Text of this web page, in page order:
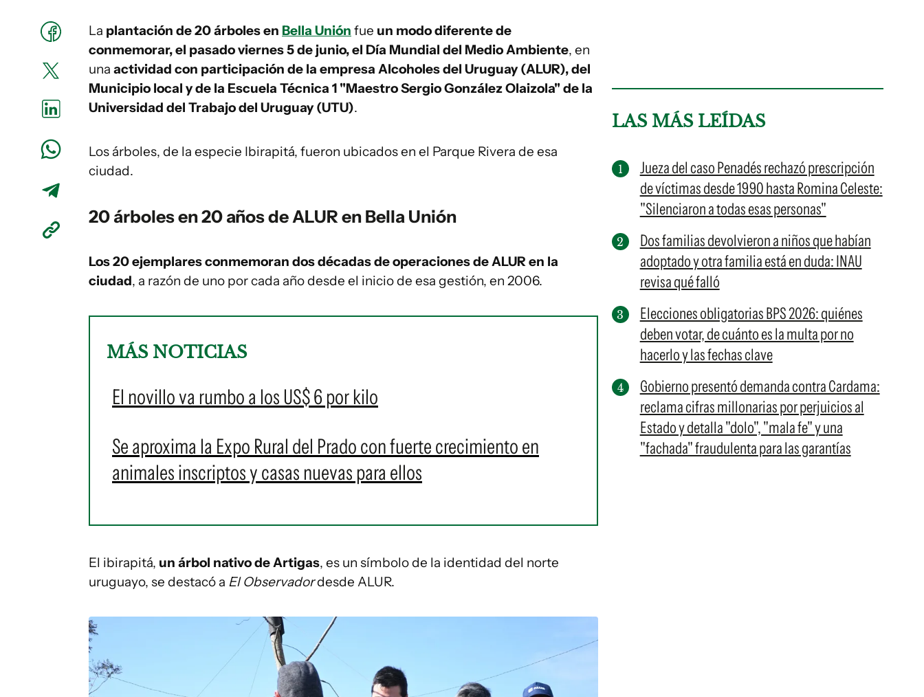
La plantación de 20 árboles en Bella Unión fue un modo diferente de
conmemorar, el pasado viernes 5 de junio, el Día Mundial del Medio Ambiente, en
una actividad con participación de la empresa Alcoholes del Uruguay (ALUR), del
Municipio local y de la Escuela Técnica 1 "Maestro Sergio González Olaizola" de la
Universidad del Trabajo del Uruguay (UTU).
Los árboles, de la especie Ibirapitá, fueron ubicados en el Parque Rivera de esa
ciudad.
20 árboles en 20 años de ALUR en Bella Unión
Los 20 ejemplares conmemoran dos décadas de operaciones de ALUR en la
ciudad, a razón de uno por cada año desde el inicio de esa gestión, en 2006.
MÁS NOTICIAS
El novillo va rumbo a los US$ 6 por kilo
Se aproxima la Expo Rural del Prado con fuerte crecimiento en
animales inscriptos y casas nuevas para ellos
El ibirapitá, un árbol nativo de Artigas, es un símbolo de la identidad del norte
uruguayo, se destacó a El Observadordesde ALUR.
LAS MÁS LEÍDAS
Jueza del caso Penadés rechazó prescripción
de víctimas desde 1990 hasta Romina Celeste:
"Silenciaron a todas esas personas"
Dos familias devolvieron a niños que habían
adoptado y otra familia está en duda: INAU
revisa qué falló
Elecciones obligatorias BPS 2026: quiénes
deben votar, de cuánto es la multa por no
hacerlo y las fechas clave
Gobierno presentó demanda contra Cardama:
reclama cifras millonarias por perjuicios al
Estado y detalla "dolo", "mala fe" y una
"fachada" fraudulenta para las garantías